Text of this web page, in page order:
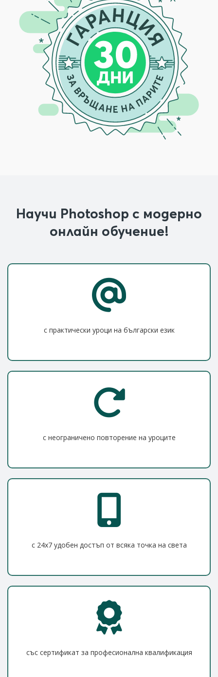
Научи Photoshop с модерно
онлайн обучение!
с практически уроци на български език
с неограничено повторение на уроците
с 24x7 удобен достъп от всяка точка на света
със сертификат за професионална квалификация